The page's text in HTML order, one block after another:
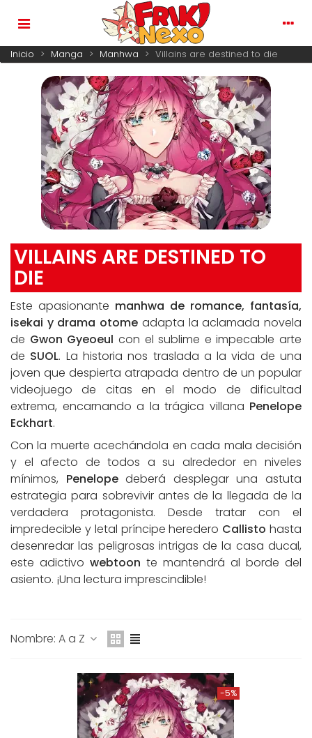
Inicio > Manga > Manhwa > Villains are destined to die
VILLAINS ARE DESTINED TO
DIE
Este apasionante manhwa de romance, fantasía,
isekai y drama otome adapta la aclamada novela
de Gwon Gyeoeul con el sublime e impecable arte
de SUOL. La historia nos traslada a la vida de una
joven que despierta atrapada dentro de un popular
videojuego de citas en el modo de dificultad
extrema, encarnando a la trágica villana Penelope
Eckhart.
Con la muerte acechándola en cada mala decisión
y el afecto de todos a su alrededor en niveles
mínimos, Penelopedeberá desplegar una astuta
estrategia para sobrevivir antes de la llegada de la
verdadera protagonista. Desde tratar con el
impredecible y letal príncipe heredero Callisto hasta
desenredar las peligrosas intrigas de la casa ducal,
este adictivo webtoon te mantendrá al borde del
asiento. ¡Una lectura imprescindible!
Nombre: A a Z
-5%